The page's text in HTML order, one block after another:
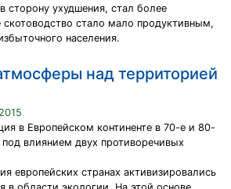
сторону ухудшения, стал более
стало мало продуктивным,
населения.
над территорией
в Европейском континенте в 70-е и 80-
влиянием двух противоречивых
европейских странах активизировались